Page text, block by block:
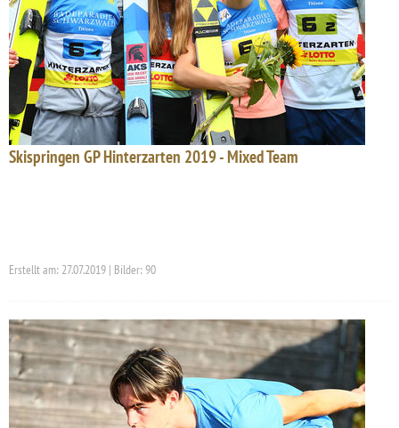
Skispringen GP Hinterzarten 2019 - Mixed Team
Erstellt am: 27.07.2019 | Bilder: 90